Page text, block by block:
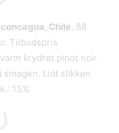
Chile. 88
Tilbudspris
krydret pinot noir
Lidt slikken
13%